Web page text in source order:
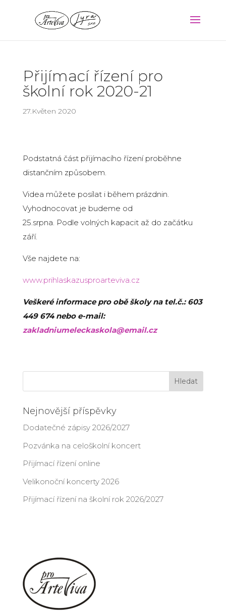
Přijímací řízení pro
školní rok 2020-21
27.Květen 2020
Podstatná část přijímacího řízení proběhne
distančním způsobem.
Videa můžete posílat i během prázdnin.
Vyhodnocovat je budeme od
25.srpna. Podle volných kapacit až do začátku
září.
Vše najdete na:
www.prihlaskazusproarteviva.cz
Veškeré informace pro obě školy na tel.č.: 603
449 674 nebo e-mail:
zakladniumeleckaskola@email.cz
Nejnovější příspěvky
Dodatečné zápisy 2026/2027
Pozvánka na celoškolní koncert
Přijímací řízení online
Velikonoční koncerty 2026
Přijímací řízení na školní rok 2026/2027